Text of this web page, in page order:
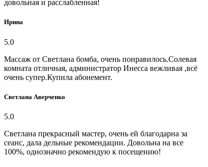
довольная и расслабленная!
Ирина
5.0
Массаж от Светлана бомба, очень понравилось.Солевая
комната отличная, администратор Инесса вежливая ,всё
очень супер.Купила абонемент.
Светлана Аверченко
5.0
Светлана прекрасный мастер, очень ей благодарна за
сеанс, дала дельные рекомендации. Довольна на все
100%, однозначно рекомендую к посещению!